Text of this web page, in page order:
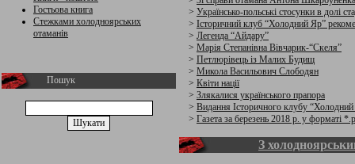
Гостьова книга
Стежками холодноярських
отаманів
Пошук
> Українсько-польські стосунки в долі
> Історичний клуб “Холодний Яр”
> Легенда “Айдару”
> Марія Степанівна Вівчарик-“Скеля”
> Петлюрівець із Малих Будищ
> Микола Васильович Слободян
> Квіти нації
> Злякалися українського прапора
> Видання Історичного клубу
> Газета за березень 2018 р. у форматі
З